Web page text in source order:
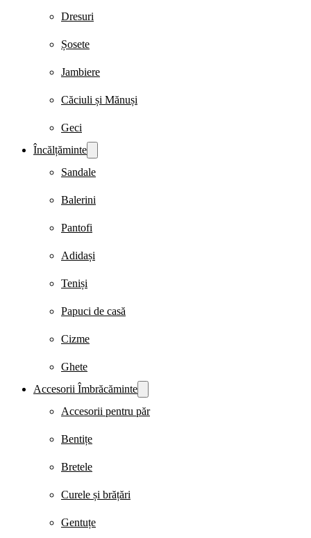
Dresuri
Șosete
Jambiere
Căciuli și Mănuși
Geci
Încălțăminte
Sandale
Balerini
Pantofi
Adidași
Teniși
Papuci de casă
Cizme
Ghete
Accesorii Îmbrăcăminte
Accesorii pentru păr
Bentițe
Bretele
Curele și brățări
Gentuțe